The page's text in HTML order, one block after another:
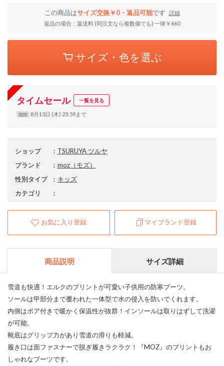
この商品はサイズ交換￥0・返品可能です
詳細
返品の場合：返送料 (同注文なら複数個でも) 一律￥660
サイズ・色を選ぶ
タイムセール 一覧を見る
期間 8月13日 (木) 23:59まで
ショップ ： TSURUYA ツルヤ
ブランド
： moz（モズ）
性別タイプ
： キッズ
カテゴリ
：
お気に入り登録 マイブランド登録
商品説明 サイズ詳細
雪道も快適！エルクのプリントが可愛い子供用の防寒ブーツ。
ソールは甲部分まで覆われた一体型で水の侵入を防いでくれます。
内側はボア付きで暖かく保温性が抜群！インソールは取りはずして洗濯
が可能。
靴底はグリップ力があり雪道の滑りも軽減。
履き口は面ファスナーで脱ぎ履きラクラク！『MOZ』のプリントもお
しゃれなブーツです。